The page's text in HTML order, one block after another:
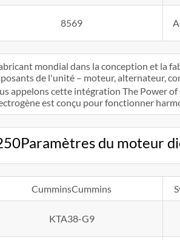
8569
mondial dans la conception et la
de l'unité – moteur, alternateur,
appelons cette intégration The Power of
est conçu pour fonctionner
du moteur
CumminsCummins
KTA38-G9